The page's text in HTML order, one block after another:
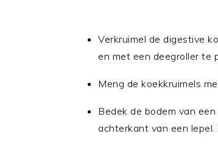
Verkruimel de digestive
en met een deegroller te
Meng de koekkruimels
Bedek de bodem van
achterkant van een